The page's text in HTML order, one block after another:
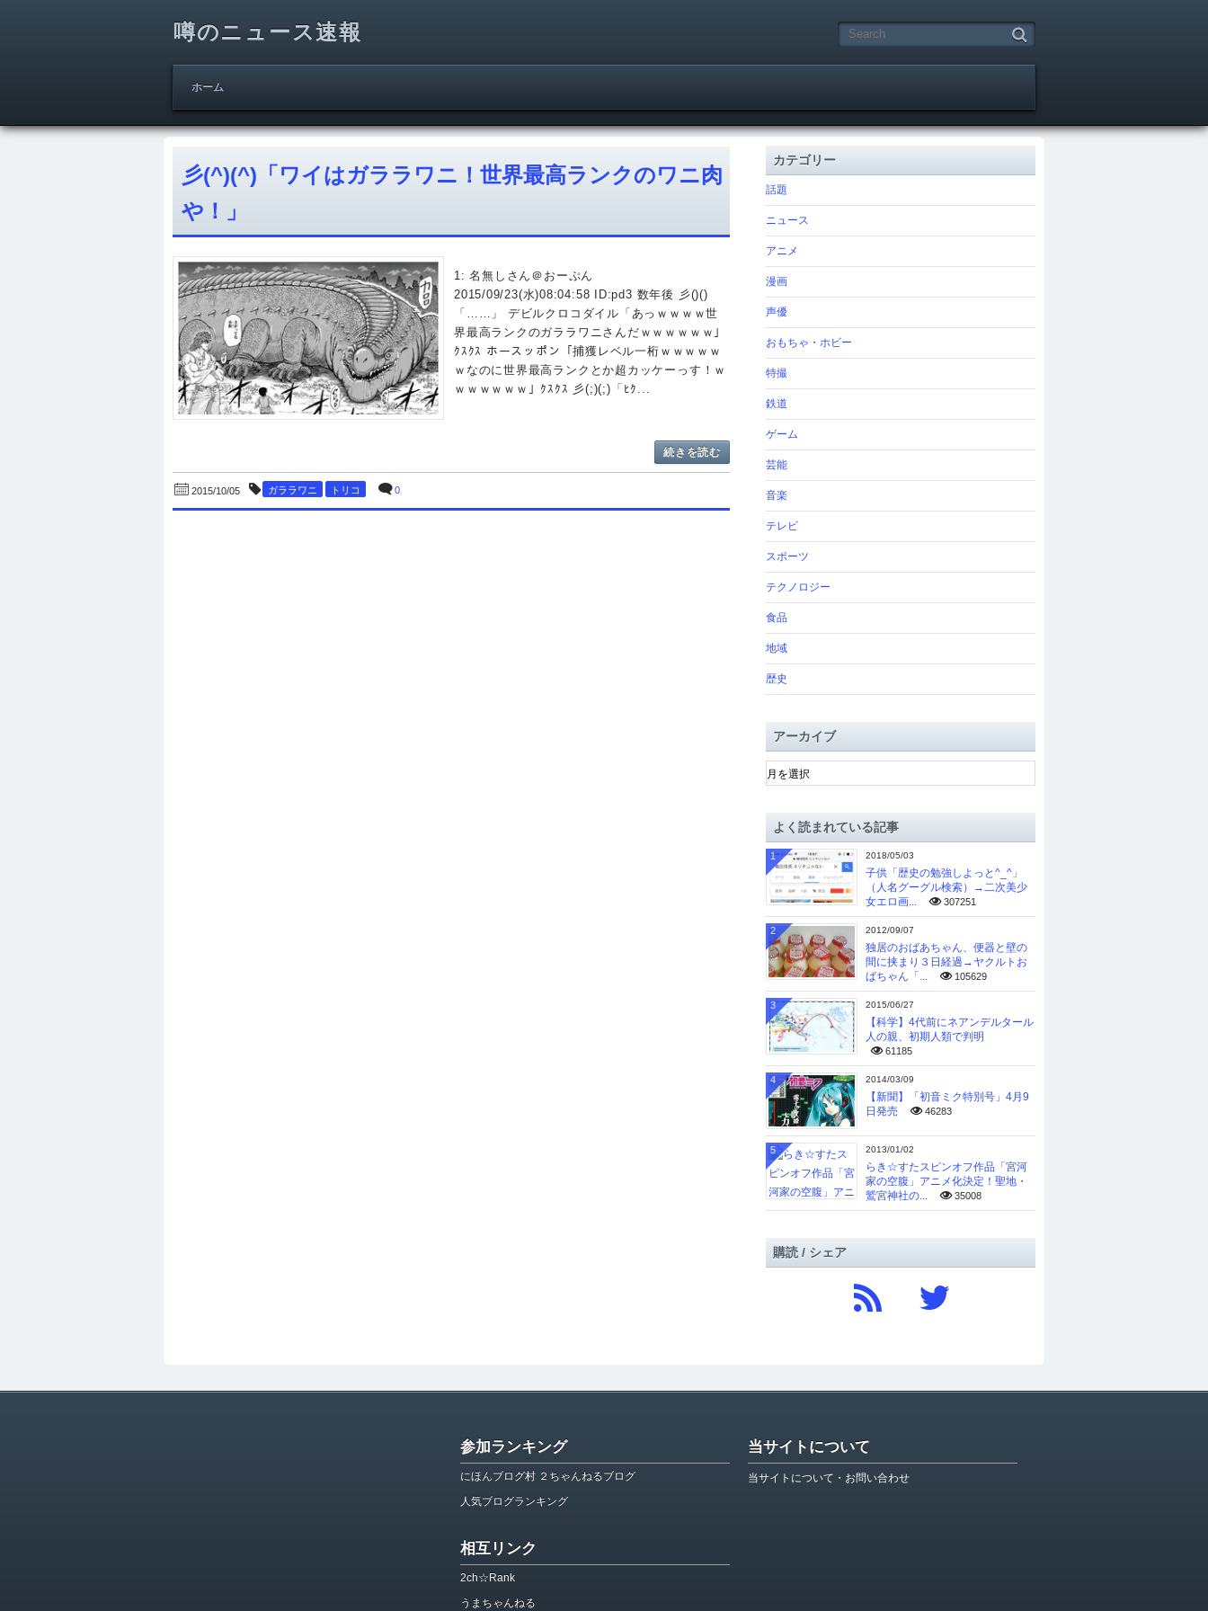
噂のニュース速報
ホーム
彡(^)(^)「ワイはガララワニ！世界最高ランクのワニ肉
や！」
1: 名無しさん＠おーぷん
2015/09/23(水)08:04:58 ID:pd3 数年後 彡()()
「……」 デビルクロコダイル「あっｗｗｗｗ世
界最高ランクのガララワニさんだｗｗｗｗｗｗ」
ｸｽｸｽ ホースッポン「捕獲レベル一桁ｗｗｗｗｗ
ｗなのに世界最高ランクとか超カッケーっす！ｗ
ｗｗｗｗｗｗ」ｸｽｸｽ 彡(;)(;)「ﾋｸ...
続きを読む
2015/10/05 ガララワニ トリコ 0
カテゴリー
話題
ニュース
アニメ
漫画
声優
おもちゃ・ホビー
特撮
鉄道
ゲーム
芸能
音楽
テレビ
スポーツ
テクノロジー
食品
地域
歴史
アーカイブ
ア
ー
ブよく読まれている記事
2018/05/03
子供「歴史の勉強しよっと^_^」
（人名グーグル検索）→二次美少
女エロ画...
307251
1
2012/09/07
独居のおばあちゃん、便器と壁の
間に挟まり３日経過→ヤクルトお
ばちゃん「...
105629
2
2015/06/27
【科学】4代前にネアンデルタール
人の親、初期人類で判明
61185
3
2014/03/09
【新聞】「初音ミク特別号」4月9
日発売
46283
4
2013/01/02
らき☆すたスピンオフ作品「宮河
家の空腹」アニメ化決定！聖地・
鷲宮神社の...
35008
5
購読 / シェア
参加ランキング
にほんブログ村 ２ちゃんねるブログ
人気ブログランキング
相互リンク
2ch☆Rank
うまちゃんねる
当サイトについて
当サイトについて・お問い合わせ